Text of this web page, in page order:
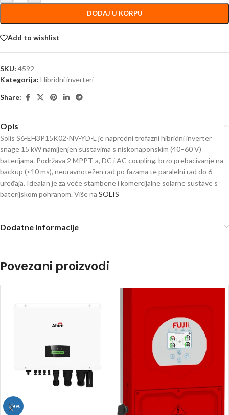
DODAJ U KORPU
Add to wishlist
SKU: 4592
Kategorija: Hibridni inverteri
Share:
Opis
Solis S6-EH3P15K02-NV-YD-L je napredni trofazni hibridni inverter
snage 15 kW namijenjen sustavima s niskonaponskim (40–60 V)
baterijama. Podržava 2 MPPT-a, DC i AC coupling, brzo prebacivanje na
backup (<10 ms), neuravnotežen rad po fazama te paralelni rad do 6
uređaja. Idealan je za veće stambene i komercijalne solarne sustave s
baterijskom pohranom. Više na SOLIS
Dodatne informacije
Povezani proizvodi
-18%